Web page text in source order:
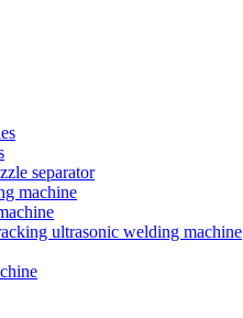
separator
machine
ultrasonic welding machine